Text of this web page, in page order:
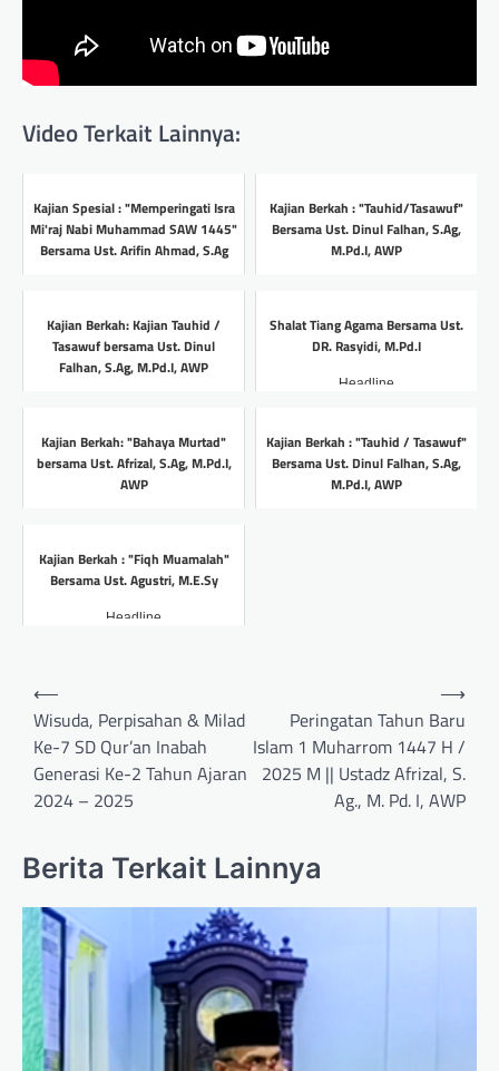
Video Terkait Lainnya:
Kajian Spesial : "Memperingati Isra
Mi'raj Nabi Muhammad SAW 1445"
Bersama Ust. Arifin Ahmad, S.Ag
Kajian Berkah : "Tauhid/Tasawuf"
Bersama Ust. Dinul Falhan, S.Ag,
M.Pd.I, AWP
Kajian Berkah: Kajian Tauhid /
Tasawuf bersama Ust. Dinul
Falhan, S.Ag, M.Pd.I, AWP
Shalat Tiang Agama Bersama Ust.
DR. Rasyidi, M.Pd.I
Headline
Kajian Berkah: "Bahaya Murtad"
bersama Ust. Afrizal, S.Ag, M.Pd.I,
AWP
Kajian Berkah : "Tauhid / Tasawuf"
Bersama Ust. Dinul Falhan, S.Ag,
M.Pd.I, AWP
Kajian Berkah : "Fiqh Muamalah"
Bersama Ust. Agustri, M.E.Sy
Headline
Post
navigation
⟵
Wisuda, Perpisahan & Milad
Ke-7 SD Qur’an Inabah
Generasi Ke-2 Tahun Ajaran
2024 – 2025
Peringatan Tahun Baru
Islam 1 Muharrom 1447 H /
2025 M || Ustadz Afrizal, S.
Ag., M. Pd. I, AWP
⟶
Berita Terkait Lainnya